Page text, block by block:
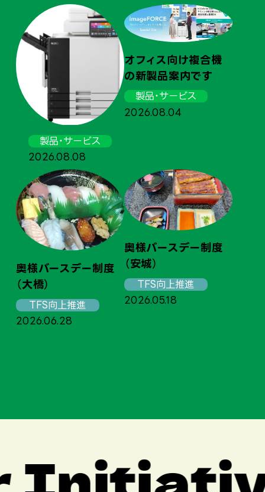
製品・サービス
2026.08.08
オフィス向け複合機
の新製品案内です
製品・サービス
2026.08.04
奥様バースデー制度
（大橋）
TFS向上推進
2026.06.28
奥様バースデー制度
（安城）
TFS向上推進
2026.05.18